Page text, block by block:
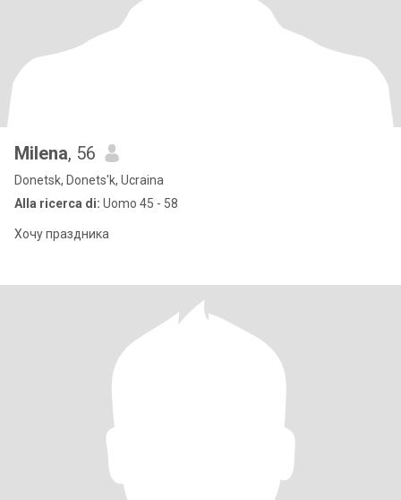
Milena, 56
Donetsk, Donets'k, Ucraina
Alla ricerca di: Uomo 45 - 58
Хочу праздника